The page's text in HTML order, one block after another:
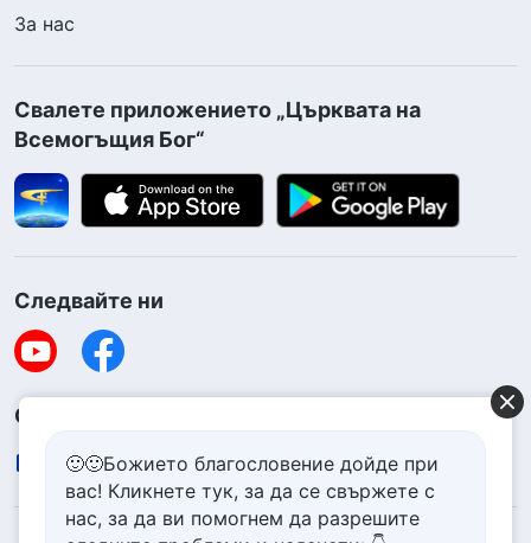
За нас
Свалете приложението „Църквата на
Всемогъщия Бог“
Следвайте ни
Свържете се с нас
contact.bg@godfootsteps.org
🙂🙂Божието благословение дойде при
вас! Кликнете тук, за да се свържете с
нас, за да ви помогнем да разрешите